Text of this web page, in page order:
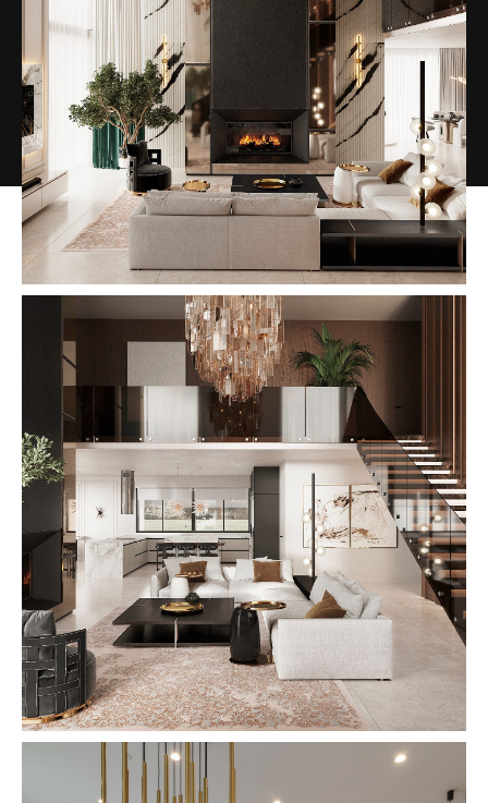
Lorem ipsum dolor sit
amet consectetur adipiscing
Lorem ipsum dolor sit
amet consectetur adipiscing
2023 154m 2